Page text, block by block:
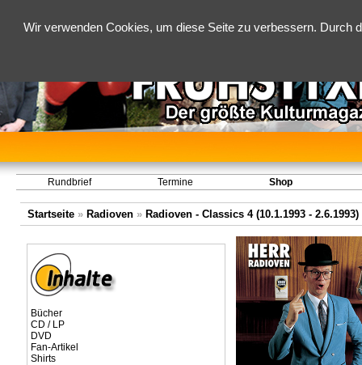
Wir verwenden Cookies, um diese Seite zu verbessern.
Rundbrief Termine Shop
Startseite» Radioven» Radioven - Classics 4 (10.1.1993 - 2.6.1993)
Bücher
CD / LP
DVD
Fan-Artikel
Shirts